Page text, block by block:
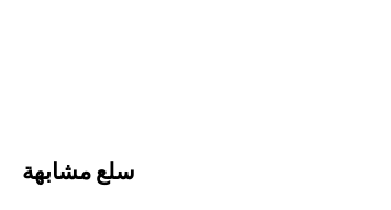
سلع مشابهة